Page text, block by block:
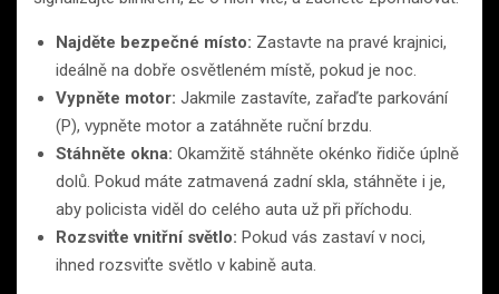
Najděte bezpečné místo: Zastavte na pravé krajnici,
ideálně na dobře osvětleném místě, pokud je noc.
Vypněte motor: Jakmile zastavíte, zařaďte parkování
(P), vypněte motor a zatáhněte ruční brzdu.
Stáhněte okna: Okamžitě stáhněte okénko řidiče úplně
dolů. Pokud máte zatmavená zadní skla, stáhněte i je,
aby policista viděl do celého auta už při příchodu.
Rozsviťte vnitřní světlo: Pokud vás zastaví v noci,
ihned rozsviťte světlo v kabině auta.